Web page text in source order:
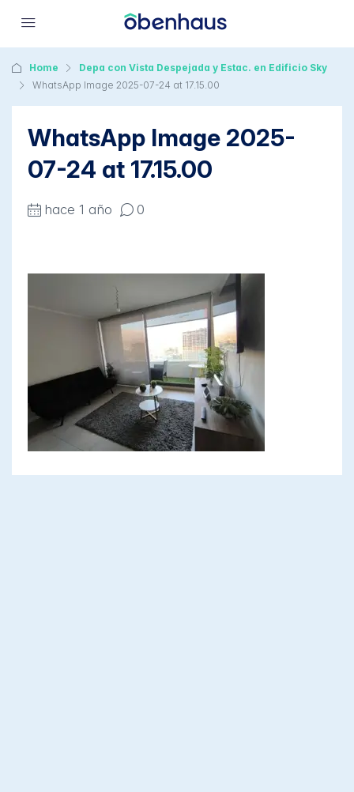
Home
Depa con Vista Despejada y Estac. en Edificio Sky
WhatsApp Image 2025-07-24 at 17.15.00
WhatsApp Image 2025-
07-24 at 17.15.00
hace 1 año 0